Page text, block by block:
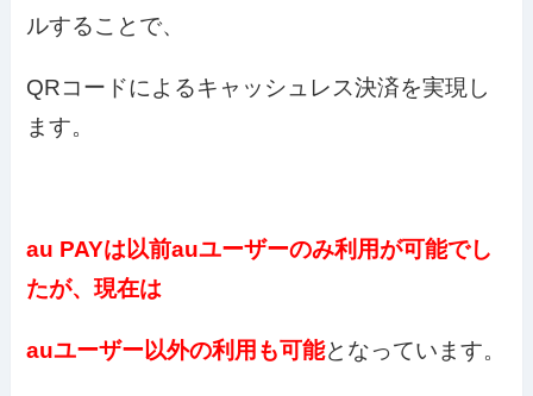
ルすることで、
QRコードによるキャッシュレス決済を実現し
ます。
au PAYは以前auユーザーのみ利用が可能でし
たが、現在は
auユーザー以外の利用も可能となっています。